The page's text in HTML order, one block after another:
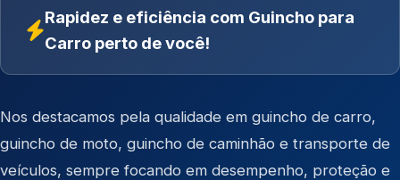
Rapidez e eficiência com Guincho para
Carro perto de você!
Nos destacamos pela qualidade em guincho de carro,
guincho de moto, guincho de caminhão e transporte de
veículos, sempre focando em desempenho, proteção e